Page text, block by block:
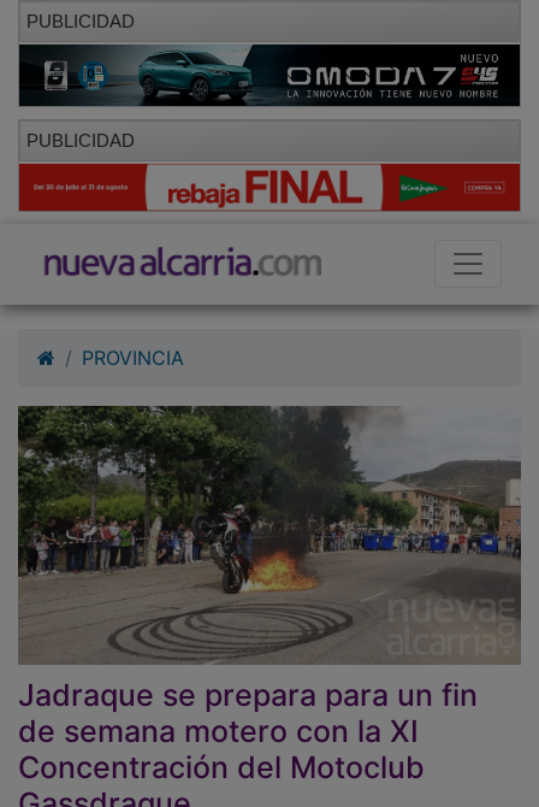
PUBLICIDAD
PUBLICIDAD
Jadraque se prepara para un fin
de semana motero con la XI
Concentración del Motoclub
Gassdraque